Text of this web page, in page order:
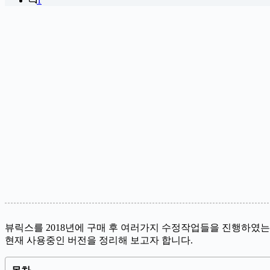
뷰릭스를 2018년에 구매 후 여러가지 수정작업들을 진행하였
현재 사용중인 버전을 정리해 보고자 합니다.